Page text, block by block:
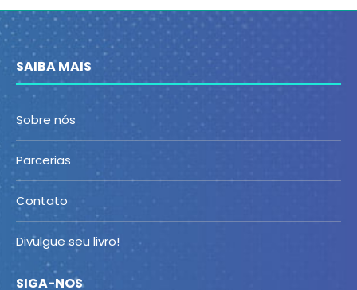
SAIBA MAIS
Sobre nós
Parcerias
Contato
Divulgue seu livro!
SIGA-NOS